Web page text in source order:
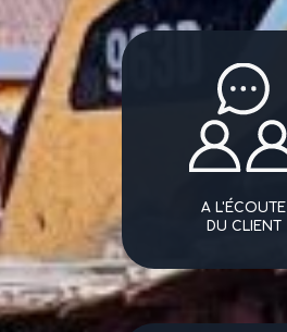
A L'ÉCOUTE
DU CLIENT